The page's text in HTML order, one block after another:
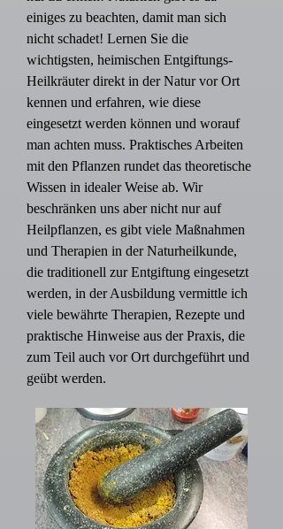
einiges zu beachten, damit man sich
nicht schadet! Lernen Sie die
wichtigsten, heimischen Entgiftungs-
Heilkräuter direkt in der Natur vor Ort
kennen und erfahren, wie diese
eingesetzt werden können und worauf
man achten muss. Praktisches Arbeiten
mit den Pflanzen rundet das theoretische
Wissen in idealer Weise ab. Wir
beschränken uns aber nicht nur auf
Heilpflanzen, es gibt viele Maßnahmen
und Therapien in der Naturheilkunde,
die traditionell zur Entgiftung eingesetzt
werden, in der Ausbildung vermittle ich
viele bewährte Therapien, Rezepte und
praktische Hinweise aus der Praxis, die
zum Teil auch vor Ort durchgeführt und
geübt werden.